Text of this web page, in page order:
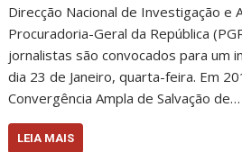
Direcção Nacional de Investigação e
Procuradoria-Geral da República
jornalistas são convocados para um
dia 23 de Janeiro, quarta-feira. Em
Convergência Ampla de Salvação de…
LEIA MAIS